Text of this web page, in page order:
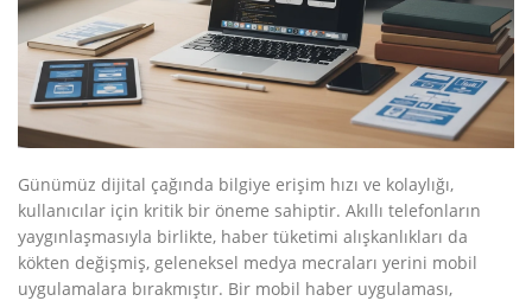
Günümüz dijital çağında bilgiye erişim hızı ve kolaylığı,
kullanıcılar için kritik bir öneme sahiptir. Akıllı telefonların
yaygınlaşmasıyla birlikte, haber tüketimi alışkanlıkları da
kökten değişmiş, geleneksel medya mecraları yerini mobil
uygulamalara bırakmıştır. Bir mobil haber uygulaması,